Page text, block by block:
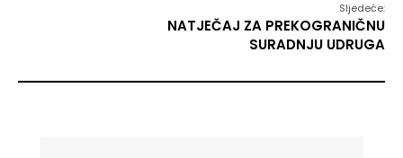
Sljedeće:
NATJEČAJ ZA PREKOGRANIČNU
SURADNJU UDRUGA